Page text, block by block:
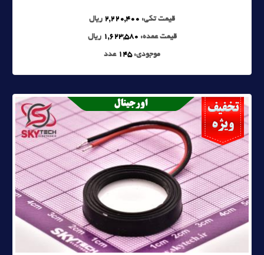
قیمت تکی: 2,220,400 ریال
قیمت عمده: 1,623,580 ریال
موجودی:145 عدد